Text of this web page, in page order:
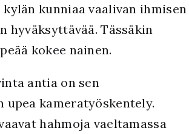
kunniaa vaalivan ihmisen
hyväksyttävää. Tässäkin
kokee nainen.
antia on sen
upea kameratyöskentely.
hahmoja vaeltamassa